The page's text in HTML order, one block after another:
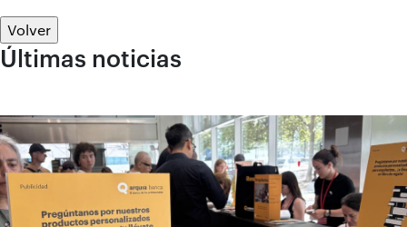
Volver
Últimas noticias